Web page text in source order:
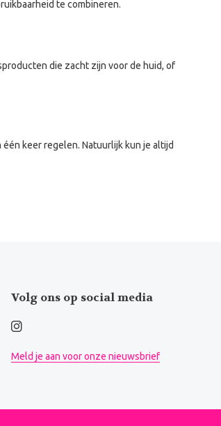
te combineren.
die zacht zijn voor de huid, of
keer regelen. Natuurlijk kun je altijd
Volg ons op social media
Meld je aan voor onze nieuwsbrief